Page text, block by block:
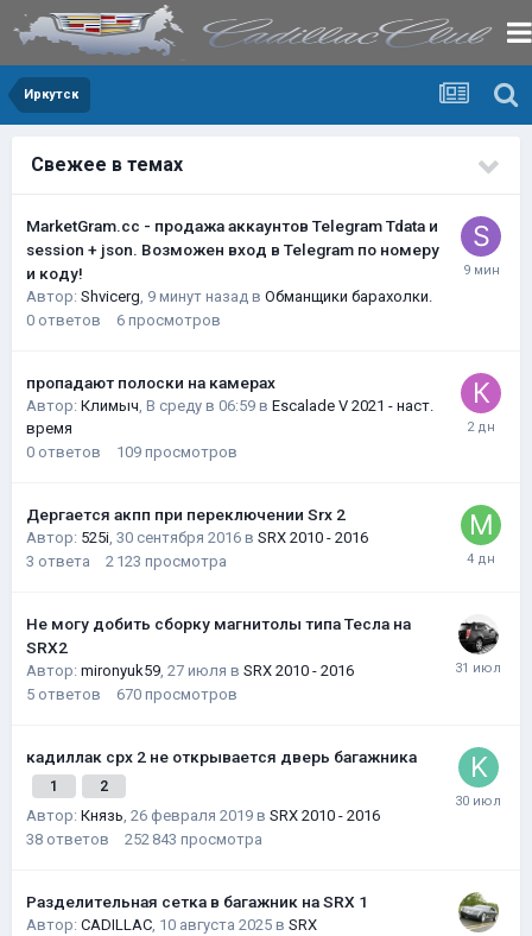
Иркутск
Свежее в темах
MarketGram.cc - продажа аккаунтов Telegram Tdata и
session + json. Возможен вход в Telegram по номеру
и коду!
Автор: Shvicerg, 9 минут назад в Обманщики барахолки.
0 ответов 6 просмотров
пропадают полоски на камерах
Автор: Климыч, В среду в 06:59 в Escalade V 2021 - наст.
время
0 ответов 109 просмотров
Дергается акпп при переключении Srx 2
Автор: 525i, 30 сентября 2016 в SRX 2010 - 2016
3 ответа 2 123 просмотра
Не могу добить сборку магнитолы типа Тесла на
SRX2
Автор: mironyuk59, 27 июля в SRX 2010 - 2016
5 ответов 670 просмотров
кадиллак срх 2 не открывается дверь багажника
1 2
Автор: Князь, 26 февраля 2019 в SRX 2010 - 2016
38 ответов 252 843 просмотра
Разделительная сетка в багажник на SRX 1
Автор: CADILLAC, 10 августа 2025 в SRX